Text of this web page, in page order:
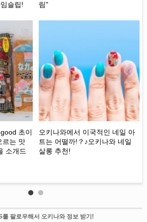
슬립!
림"
초이
르는 맛
소개드
오키나와에서 이국적인 네일 아
트는 어떨까!？♪오키나와 네일
살롱 추천!
를 팔로우해서 오키나와 정보 받기!